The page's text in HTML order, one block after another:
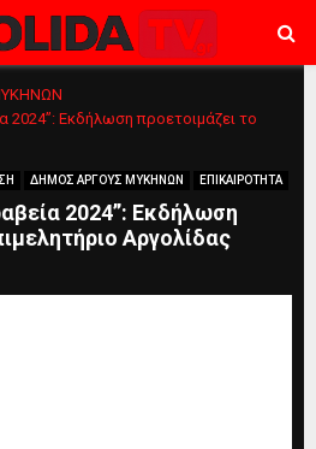
2024”: Εκδήλωση προετοιμάζει το
ΔΗΜΟΣ ΑΡΓΟΥΣ ΜΥΚΗΝΩΝ ΕΠΙΚΑΙΡΟΤΗΤΑ
2024”: Εκδήλωση
Αργολίδας